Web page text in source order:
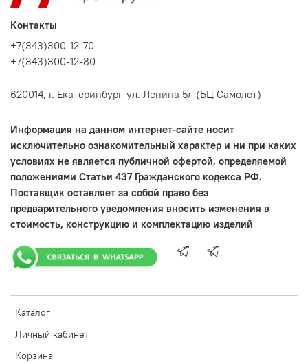
Каталог
Личный кабинет
Корзина
Контакты
+7(343)300-12-70
+7(343)300-12-80
620014, г. Екатеринбург, ул. Ленина 5л (БЦ Самолет)
Информация на данном интернет-сайте носит
исключительно ознакомительный характер и ни при каких
условиях не является публичной офертой, определяемой
положениями Статьи 437 Гражданского кодекса РФ.
Поставщик оставляет за собой право без
предварительного уведомления вносить изменения в
стоимость, конструкцию и комплектацию изделий